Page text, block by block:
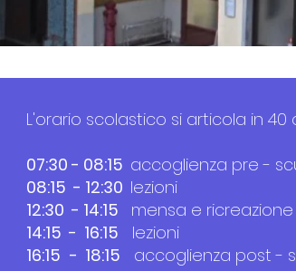
L'orario scolastico si articola in
07:30 - 08:15 accoglienza pre -
08:15 - 12:30 lezioni
12:30 - 14:15
mensa e ricreazione
14:15 - 16:15 lezioni
16:15 - 18:15 accoglienza post -